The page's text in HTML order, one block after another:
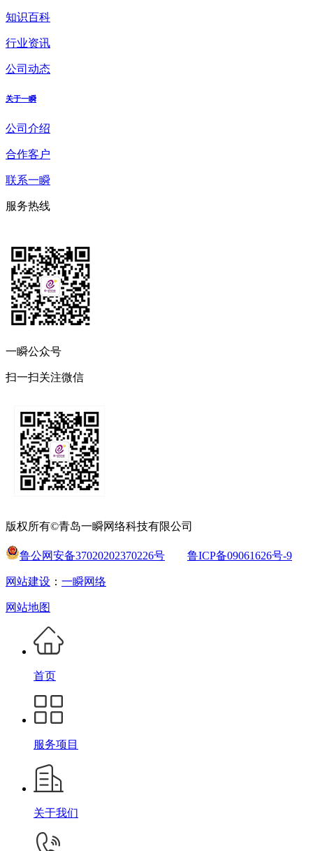
知识百科
行业资讯
公司动态
关于一瞬
公司介绍
合作客户
联系一瞬
服务热线
一瞬公众号
扫一扫关注微信
版权所有©青岛一瞬网络科技有限公司
鲁公网安备37020202370226号 鲁ICP备09061626号-9
网站建设 ： 一瞬网络
网站地图
首页
服务项目
关于我们